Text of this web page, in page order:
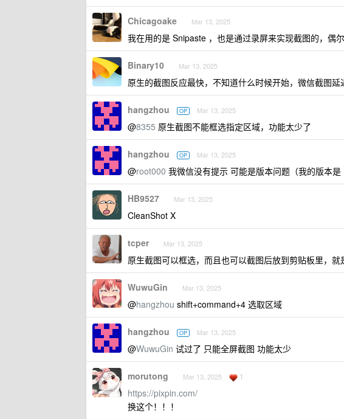
Chicagoake Mar 13, 2025
我在用的是 Snipaste ，也是通过录屏来实现截图的，偶
Binary10 Mar 13, 2025
原生的截图反应最快，不知道什么时候开始，微信截图延
hangzhou OP Mar 13, 2025
@8355 原生截图不能框选指定区域，功能太少了
hangzhou OP Mar 13, 2025
@root000 我微信没有提示 可能是版本问题（我的版本是
HB9527 Mar 13, 2025
CleanShot X
tcper Mar 13, 2025
原生截图可以框选，而且也可以截图后放到剪贴板里，
WuwuGin Mar 13, 2025
@hangzhou shift+command+4 选取区域
hangzhou OP Mar 13, 2025
@WuwuGin 试过了 只能全屏截图 功能太少
morutong Mar 13, 2025 1
https://pixpin.com/
换这个！！！